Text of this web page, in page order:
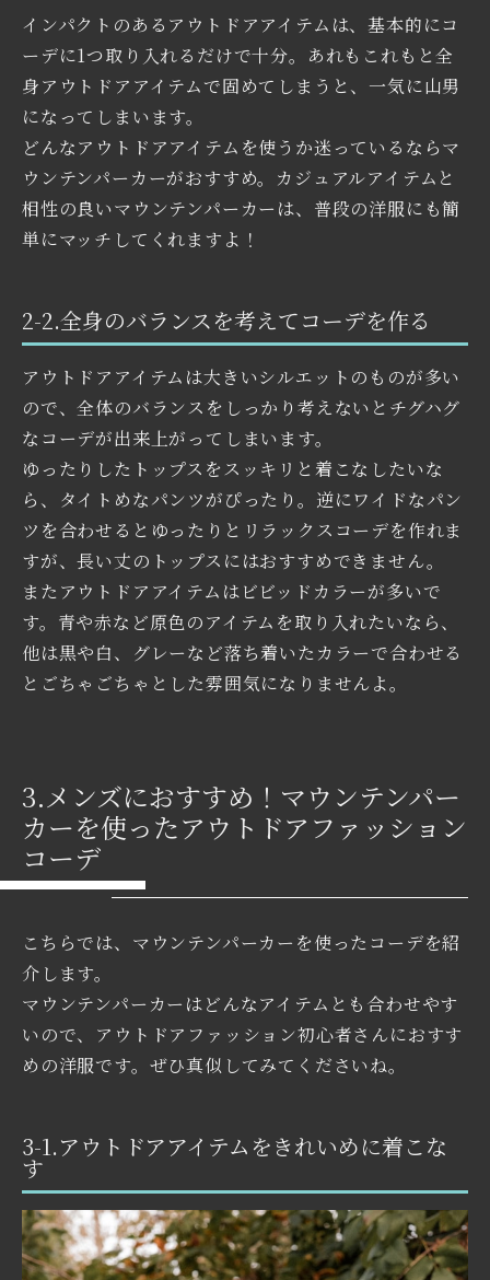
インパクトのあるアウトドアアイテムは、基本的にコ
ーデに1つ取り入れるだけで十分。あれもこれもと全
身アウトドアアイテムで固めてしまうと、一気に山男
になってしまいます。
どんなアウトドアアイテムを使うか迷っているならマ
ウンテンパーカーがおすすめ。カジュアルアイテムと
相性の良いマウンテンパーカーは、普段の洋服にも簡
単にマッチしてくれますよ！
2-2.全身のバランスを考えてコーデを作る
アウトドアアイテムは大きいシルエットのものが多い
ので、全体のバランスをしっかり考えないとチグハグ
なコーデが出来上がってしまいます。
ゆったりしたトップスをスッキリと着こなしたいな
ら、タイトめなパンツがぴったり。逆にワイドなパン
ツを合わせるとゆったりとリラックスコーデを作れま
すが、長い丈のトップスにはおすすめできません。
またアウトドアアイテムはビビッドカラーが多いで
す。青や赤など原色のアイテムを取り入れたいなら、
他は黒や白、グレーなど落ち着いたカラーで合わせる
とごちゃごちゃとした雰囲気になりませんよ。
3.メンズにおすすめ！マウンテンパー
カーを使ったアウトドアファッション
コーデ
こちらでは、マウンテンパーカーを使ったコーデを紹
介します。
マウンテンパーカーはどんなアイテムとも合わせやす
いので、アウトドアファッション初心者さんにおすす
めの洋服です。ぜひ真似してみてくださいね。
3-1.アウトドアアイテムをきれいめに着こな
す